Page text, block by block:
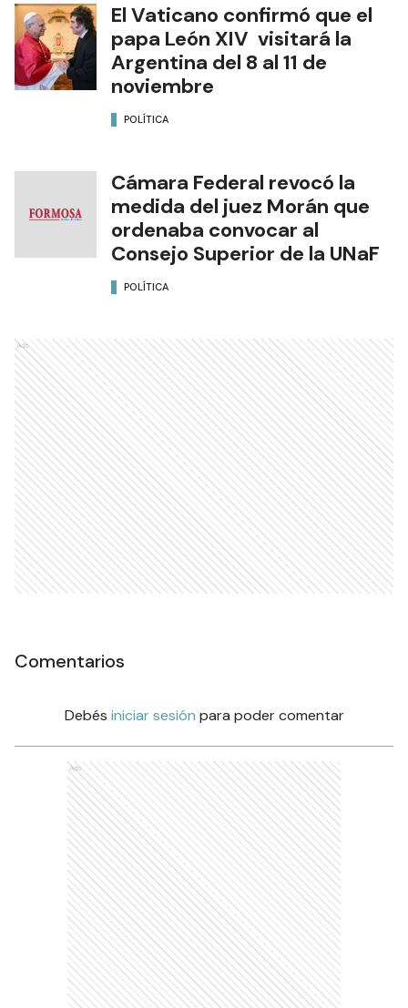
El Vaticano confirmó que el
papa León XIV visitará la
Argentina del 8 al 11 de
noviembre
POLÍTICA
Cámara Federal revocó la
medida del juez Morán que
ordenaba convocar al
Consejo Superior de la UNaF
POLÍTICA
Ads
Comentarios
Debés iniciar sesión para poder comentar
Ads